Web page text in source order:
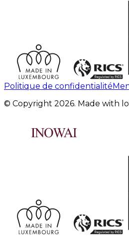
Politique de confidentialité
© Copyright 2026. Made with